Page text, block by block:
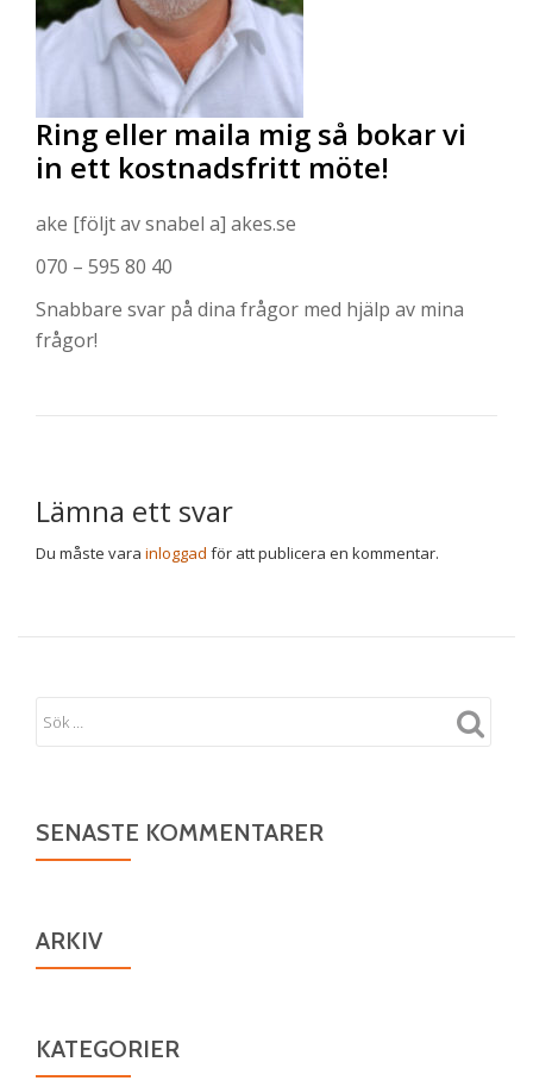
Ring eller maila mig så bokar vi
in ett kostnadsfritt möte!
ake [följt av snabel a] akes.se
070 – 595 80 40
Snabbare svar på dina frågor med hjälp av mina
frågor!
Lämna ett svar
Du måste vara inloggad för att publicera en kommentar.
SENASTE KOMMENTARER
ARKIV
KATEGORIER